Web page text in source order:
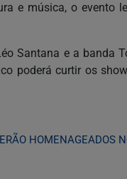
e música, o evento
Santana e a banda
poderá curtir os
HOMENAGEADOS